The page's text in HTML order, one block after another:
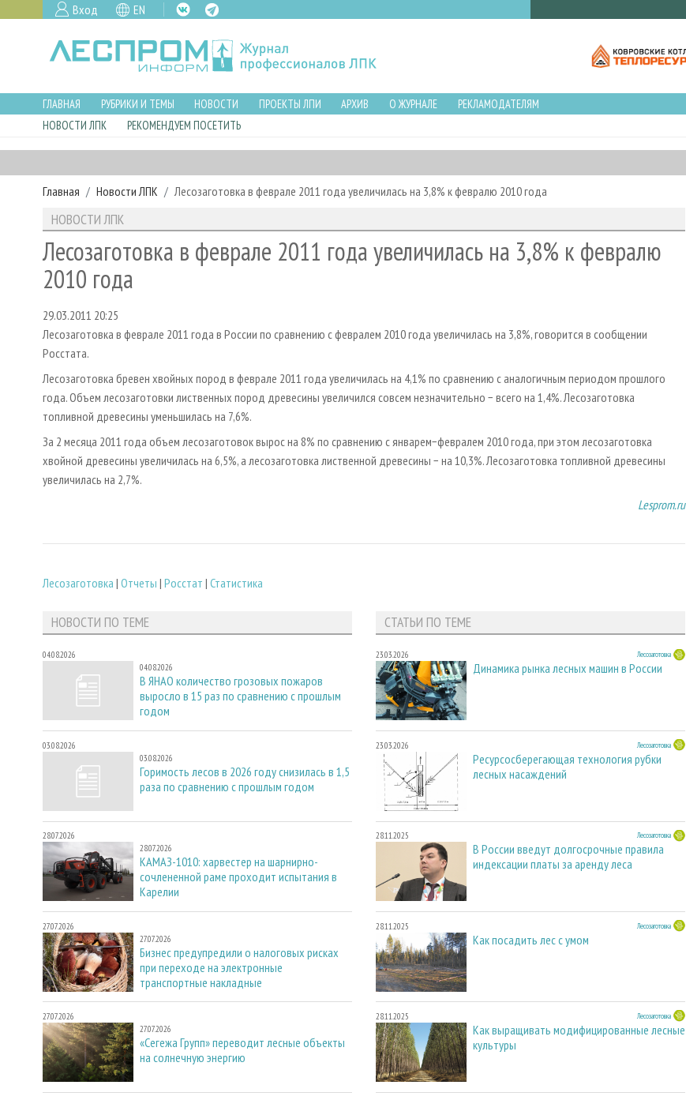
Вход EN
ГЛАВНАЯ РУБРИКИ И ТЕМЫ НОВОСТИ ПРОЕКТЫ ЛПИ АРХИВ О ЖУРНАЛЕ
РЕКЛАМОДАТЕЛЯМ
НОВОСТИ ЛПК
РЕКОМЕНДУЕМ ПОСЕТИТЬ
Главная Новости ЛПК Лесозаготовка в феврале 2011 года увеличилась на 3,8% к февралю 2010 года
НОВОСТИ ЛПК
Лесозаготовка в феврале 2011 года увеличилась на 3,8% к февралю
2010 года
29.03.2011 20:25
Лесозаготовка в феврале 2011 года в России по сравнению с февралем 2010 года увеличилась на 3,8%, говорится в сообщении
Росстата.
Лесозаготовка бревен хвойных пород в феврале 2011 года увеличилась на 4,1% по сравнению с аналогичным периодом прошлого
года. Объем лесозаготовки лиственных пород древесины увеличился совсем незначительно − всего на 1,4%. Лесозаготовка
топливной древесины уменьшилась на 7,6%.
За 2 месяца 2011 года объем лесозаготовок вырос на 8% по сравнению с январем−февралем 2010 года, при этом лесозаготовка
хвойной древесины увеличилась на 6,5%, а лесозаготовка лиственной древесины − на 10,3%. Лесозаготовка топливной древесины
увеличилась на 2,7%.
Lesprom.ru
Лесозаготовка | Отчеты | Росстат | Статистика
НОВОСТИ ПО ТЕМЕ
04.08.2026
04.08.2026
В ЯНАО количество грозовых пожаров
выросло в 15 раз по сравнению с прошлым
годом
03.08.2026
03.08.2026
Горимость лесов в 2026 году снизилась в 1,5
раза по сравнению с прошлым годом
28.07.2026
28.07.2026
КАМАЗ-1010: харвестер на шарнирно-
сочлененной раме проходит испытания в
Карелии
27.07.2026
27.07.2026
Бизнес предупредили о налоговых рисках
при переходе на электронные
транспортные накладные
27.07.2026
27.07.2026
«Сегежа Групп» переводит лесные объекты
на солнечную энергию
СТАТЬИ ПО ТЕМЕ
23.03.2026 Лесозаготовка
Динамика рынка лесных машин в России
23.03.2026 Лесозаготовка
Ресурсосберегающая технология рубки
лесных насаждений
28.11.2025 Лесозаготовка
В России введут долгосрочные правила
индексации платы за аренду леса
28.11.2025 Лесозаготовка
Как посадить лес с умом
28.11.2025 Лесозаготовка
Как выращивать модифицированные лесные
культуры